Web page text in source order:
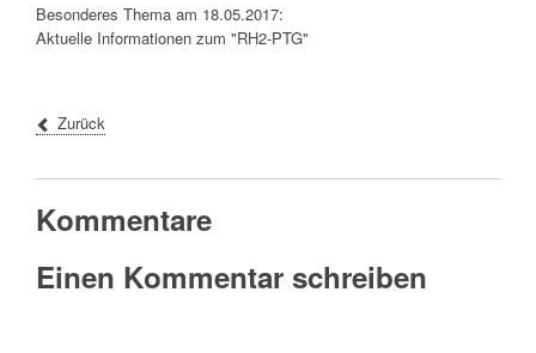
Besonderes Thema am 18.05.2017:
Aktuelle Informationen zum "RH2-PTG"
Zurück
Kommentare
Einen Kommentar schreiben